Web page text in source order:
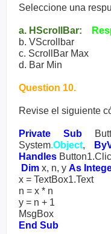
Seleccione una
a. HScrollBar:
b. VScrollbar
c. ScrollBar Max
d. Bar Min
Question 10.
Revise el siguiente
Private Sub
System.Object,
Handles
Dim x, n, y As
x = TextBox1.Text
n = x * n
y = n + 1
MsgBox
End Sub